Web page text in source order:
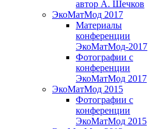
автор А. Шечков
ЭкоМатМод 2017
Материалы
конференции
ЭкоМатМод-2017
Фотографии с
конференции
ЭкоМатМод 2017
ЭкоМатМод 2015
Фотографии с
конференции
ЭкоМатМод 2015